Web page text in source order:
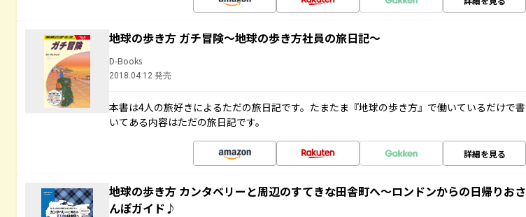
地球の歩き方 ガチ冒険～地球の歩き方社員の旅日記～
D-Books
2018.04.12 発売
本書は4人の旅好きによるただの旅日記です。たまたま『地球の歩き方』で働いているだけで書
いてある内容はただの旅日記です。
詳細を見る
地球の歩き方 カンタベリーと周辺のすてきな田舎町へ～ロンドンからの日帰りおさ
んぽガイド♪